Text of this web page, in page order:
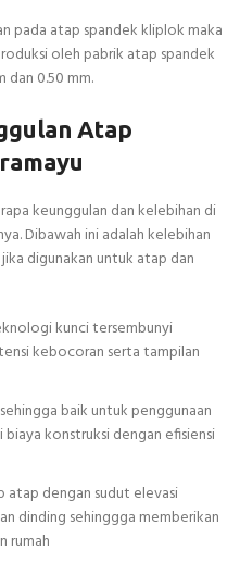
pada atap spandek kliplok maka
oleh pabrik atap spandek
dan 0.50 mm.
Atap
keunggulan dan kelebihan di
Dibawah ini adalah kelebihan
digunakan untuk atap dan
kunci tersembunyi
kebocoran serta tampilan
baik untuk penggunaan
konstruksi dengan efisiensi
atap dengan sudut elevasi
dinding sehinggga memberikan
rumah